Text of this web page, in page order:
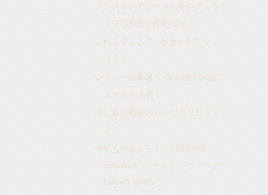
メンズ＆レディースのセレクトショ
ップは仙台の本町にも！
これもデニム!? なセットアッ
プ！！
レジャーに最適！ DACHSTEINのシ
ューズが入荷！
涼し気な素材のシャツでリラック
ス！
今年もやるよっ！！COLORS
presents “ ゴールデンウィーク
LUCKY DAYS ”